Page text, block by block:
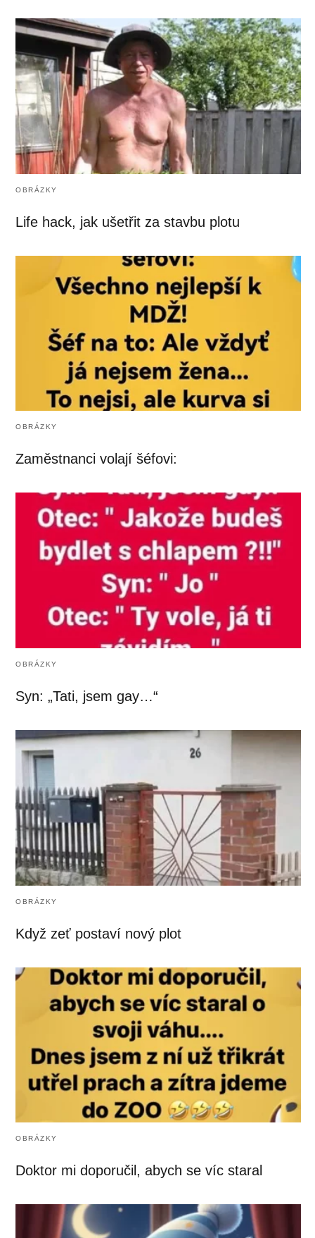
OBRÁZKY
Life hack, jak ušetřit za stavbu plotu
OBRÁZKY
Zaměstnanci volají šéfovi:
OBRÁZKY
Syn: „Tati, jsem gay…“
OBRÁZKY
Když zeť postaví nový plot
OBRÁZKY
Doktor mi doporučil, abych se víc staral